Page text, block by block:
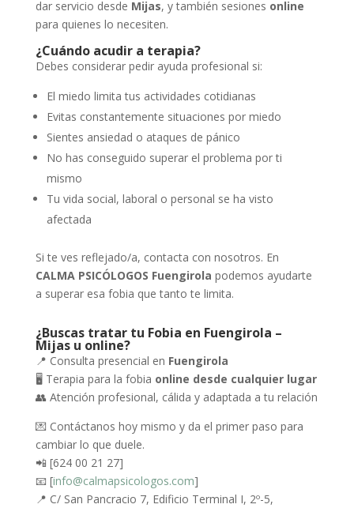
dar servicio desde Mijas, y también sesiones online
para quienes lo necesiten.
¿Cuándo acudir a terapia?
Debes considerar pedir ayuda profesional si:
El miedo limita tus actividades cotidianas
Evitas constantemente situaciones por miedo
Sientes ansiedad o ataques de pánico
No has conseguido superar el problema por ti
mismo
Tu vida social, laboral o personal se ha visto
afectada
Si te ves reflejado/a, contacta con nosotros. En
CALMA PSICÓLOGOS Fuengirola podemos ayudarte
a superar esa fobia que tanto te limita.
¿Buscas tratar tu Fobia en Fuengirola –
Mijas u online?
📍 Consulta presencial en Fuengirola
🖥️ Terapia para la fobia online desde cualquier lugar
👥 Atención profesional, cálida y adaptada a tu relación
💌 Contáctanos hoy mismo y da el primer paso para
cambiar lo que duele.
📲 [624 00 21 27]
📧 [info@calmapsicologos.com]
📍 C/ San Pancracio 7, Edificio Terminal I, 2º-5,